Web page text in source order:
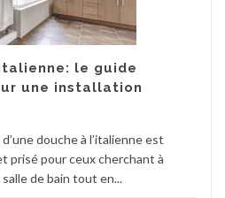
le guide
une installation
douche à l’italienne est
prisé pour ceux cherchant à
de bain tout en...